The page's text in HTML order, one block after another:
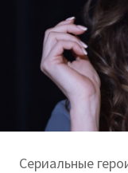
Сериальные